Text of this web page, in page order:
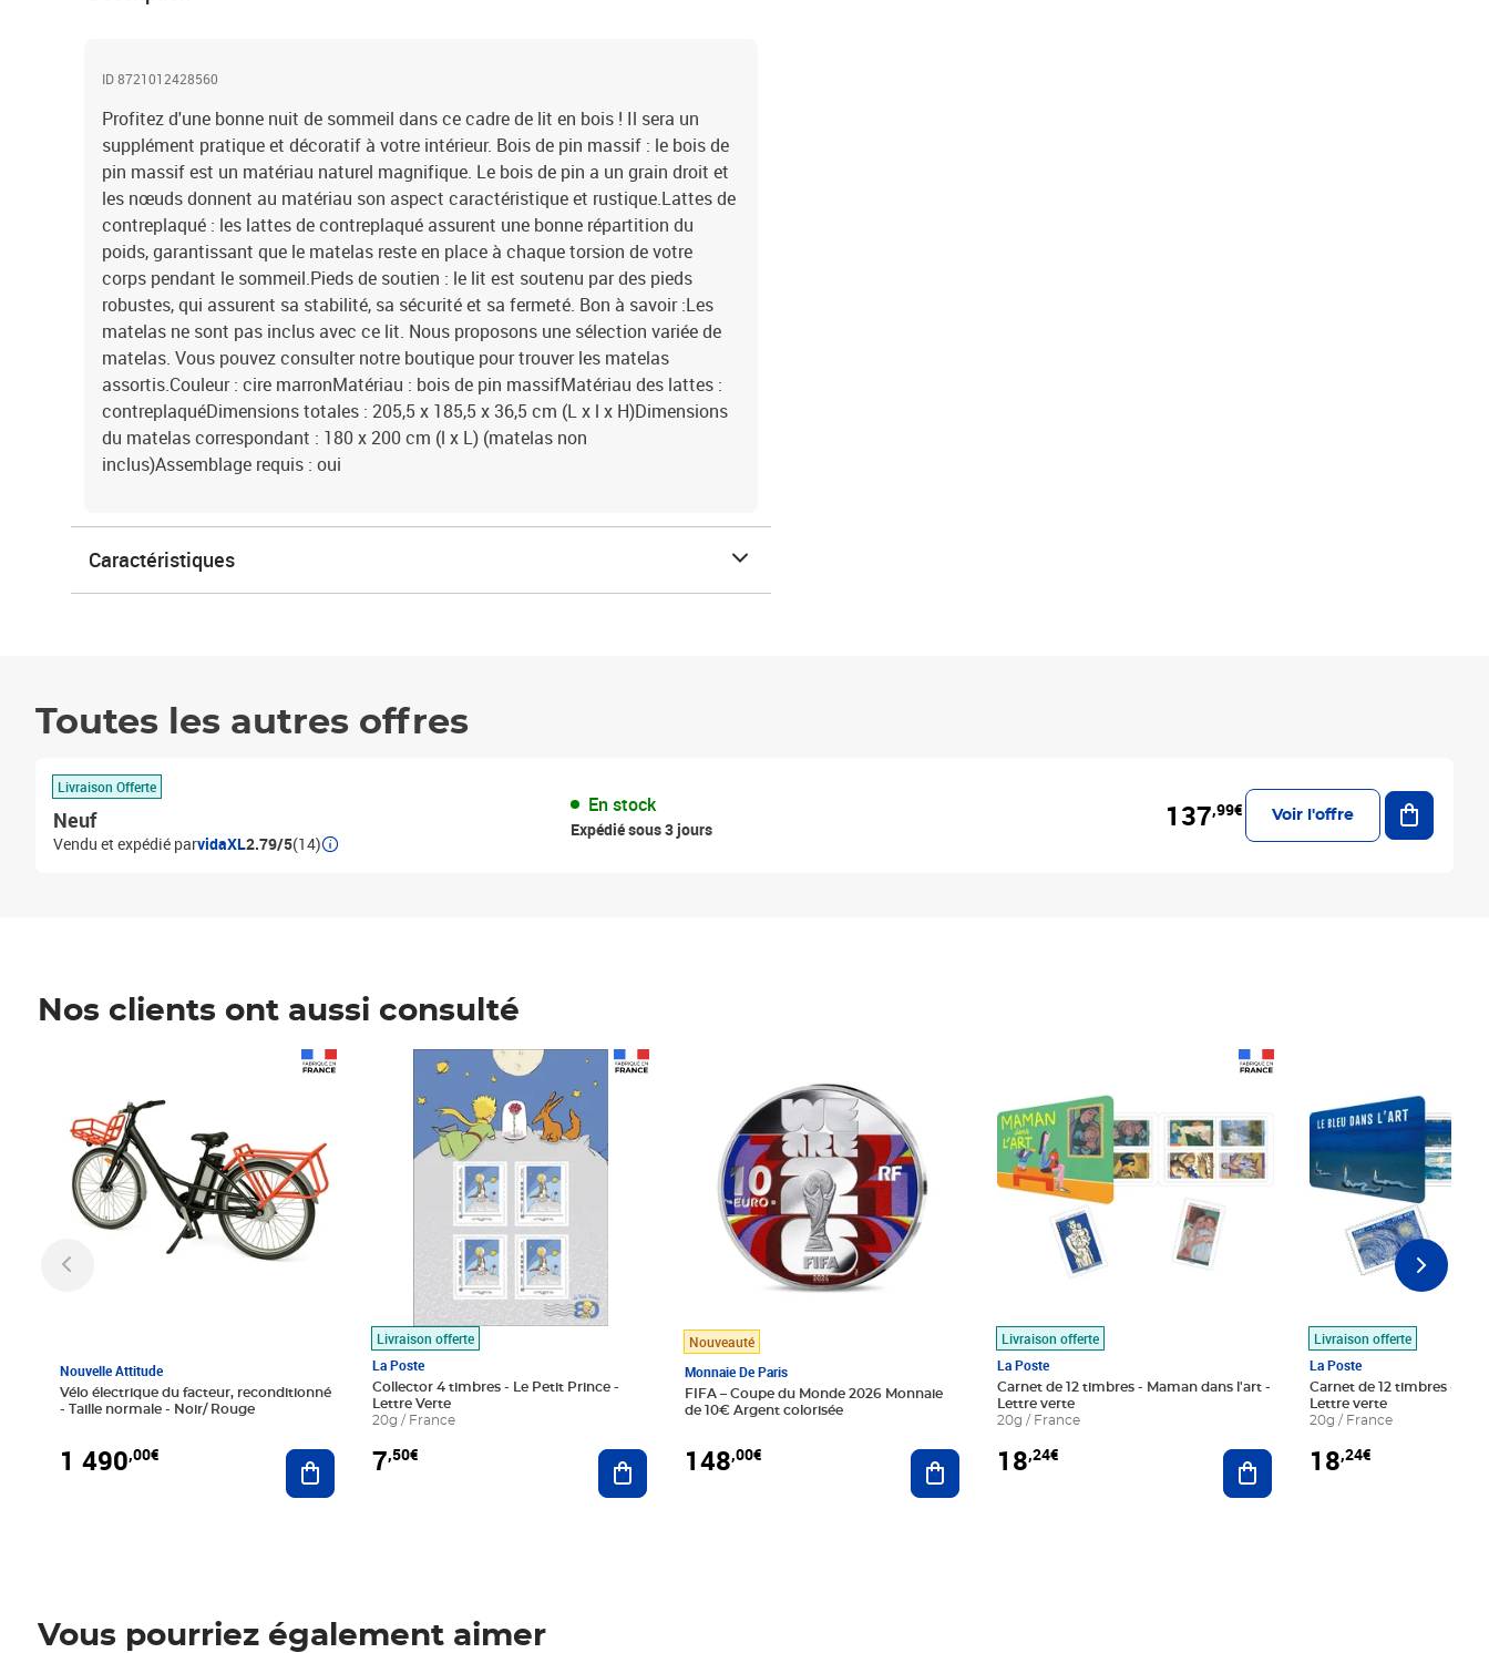
ID 8721012428560
Profitez d'une bonne nuit de sommeil dans ce cadre de lit en bois ! Il sera un
supplément pratique et décoratif à votre intérieur. Bois de pin massif : le bois de
pin massif est un matériau naturel magnifique. Le bois de pin a un grain droit et
les nœuds donnent au matériau son aspect caractéristique et rustique.Lattes de
contreplaqué : les lattes de contreplaqué assurent une bonne répartition du
poids, garantissant que le matelas reste en place à chaque torsion de votre
corps pendant le sommeil.Pieds de soutien : le lit est soutenu par des pieds
robustes, qui assurent sa stabilité, sa sécurité et sa fermeté. Bon à savoir :Les
matelas ne sont pas inclus avec ce lit. Nous proposons une sélection variée de
matelas. Vous pouvez consulter notre boutique pour trouver les matelas
assortis.Couleur : cire marronMatériau : bois de pin massifMatériau des lattes :
contreplaquéDimensions totales : 205,5 x 185,5 x 36,5 cm (L x l x H)Dimensions
du matelas correspondant : 180 x 200 cm (l x L) (matelas non
inclus)Assemblage requis : oui
Caractéristiques
Toutes les autres offres
Livraison Offerte
Neuf
Vendu et expédié parvidaXL2.79/5(14)
En stock
Expédié sous 3 jours 137,99€ Voir l'offre
Ajouter
Nos clients ont aussi consulté
Nouvelle Attitude
Vélo électrique du facteur, reconditionné
- Taille normale - Noir/ Rouge
1 490,00€ Ajouter au panier
Livraison offerte
La Poste
Collector 4 timbres - Le Petit Prince -
Lettre Verte
20g / France
7,50€
Prix 7,50€
Ajouter au panier
Nouveauté
Monnaie De Paris
FIFA – Coupe du Monde 2026 Monnaie
de 10€ Argent colorisée
148,00€ Ajouter au panier
Livraison offerte
La Poste
Carnet de 12 timbres - Maman dans l'art -
Lettre verte
20g / France
18,24€ Ajouter au panier
Livraison offerte
La Poste
Carnet de 12 timbres - Le
Lettre verte
20g / France
18,24€
Vous pourriez également aimer